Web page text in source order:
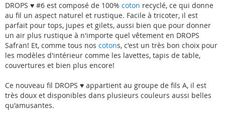
DROPS ♥ #6 est composé de 100% coton recyclé, ce qui donne
au fil un aspect naturel et rustique. Facile à tricoter, il est
parfait pour tops, jupes et gilets, aussi bien que pour donner
un air plus rustique à n'importe quel vêtement en DROPS
Safran! Et, comme tous nos cotons, c'est un très bon choix pour
les modèles d'intérieur comme les lavettes, tapis de table,
couvertures et bien plus encore!
Ce nouveau fil DROPS ♥ appartient au groupe de fils A, il est
très doux et disponibles dans plusieurs couleurs aussi belles
qu'amusantes.